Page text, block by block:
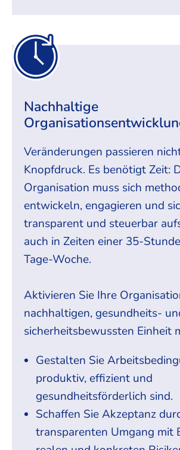
Nachhaltige
Veränderungen passieren
Knopfdruck. Es benötigt Zeit:
Organisation muss sich
entwickeln, engagieren und
transparent und steuerbar
auch in Zeiten einer 35-
Tage-Woche.
Aktivieren Sie Ihre
nachhaltigen, gesundheits-
sicherheitsbewussten Einheit
Gestalten Sie
produktiv, effizient und
gesundheitsförderlich sind.
Schaffen Sie Akzeptanz
transparenten Umgang mit